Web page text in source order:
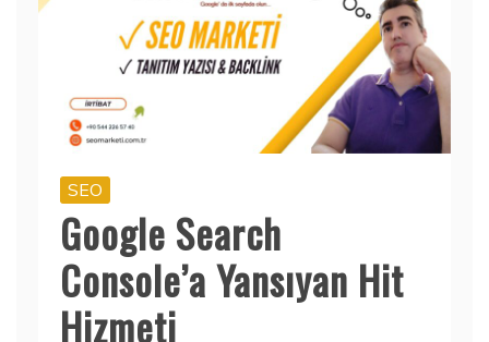
SEO
Google Search
Console’a Yansıyan Hit
Hizmeti